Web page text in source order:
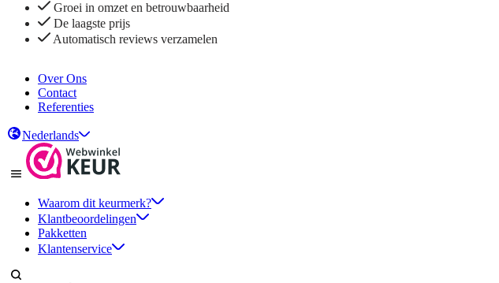
Groei in omzet en betrouwbaarheid
De laagste prijs
Automatisch reviews verzamelen
Over Ons
Contact
Referenties
Nederlands
Waarom dit keurmerk?
Klantbeoordelingen
Pakketten
Klantenservice